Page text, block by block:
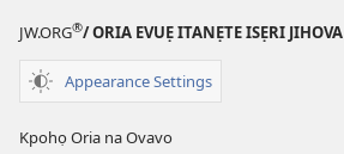
JW.ORG®/ ORIA EVUẸ ITANẸTE ISẸRI JIHOVA
Appearance Settings
Kpohọ Oria na Ovavo